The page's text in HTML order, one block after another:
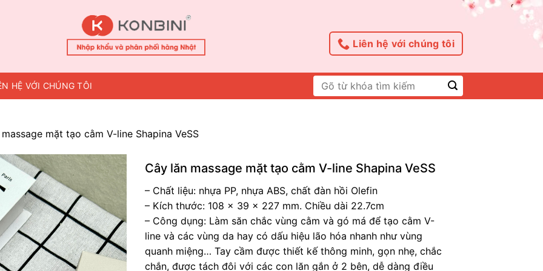
Liên hệ với chúng tôi
HỆ VỚI CHÚNG TÔI
Tìm
kiếm:
mặt tạo cằm V-line Shapina VeSS
Cây lăn massage mặt tạo cằm V-line Shapina VeSS
– Chất liệu: nhựa PP, nhựa ABS, chất đàn hồi Olefin
– Kích thước: 108 x 39 x 227 mm. Chiều dài 22.7cm
– Công dụng: Làm săn chắc vùng cằm và gó má để tạo cằm V-
line và các vùng da hay có dấu hiệu lão hóa nhanh như vùng
quanh miệng… Tay cầm được thiết kế thông minh, gọn nhẹ, chắc
chắn, được tách đôi với các con lăn gắn ở 2 bên, dễ dàng điều